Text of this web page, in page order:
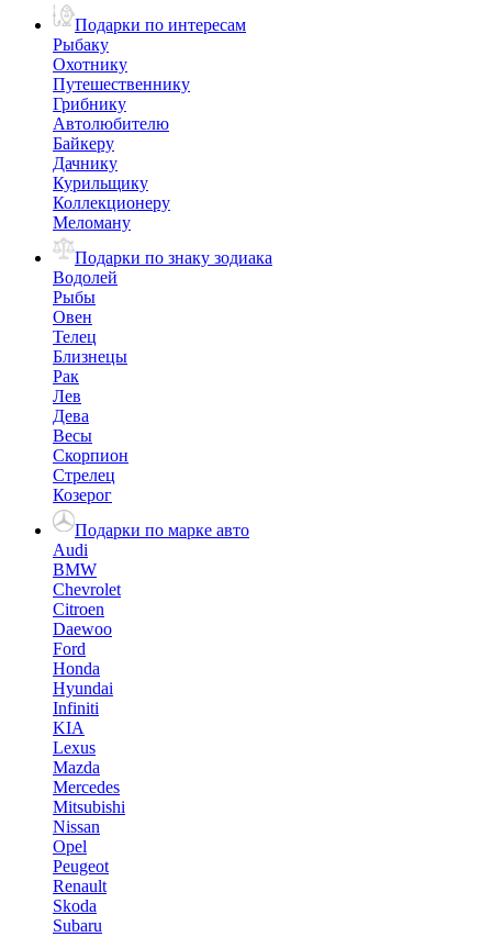
Подарки по интересам
Рыбаку
Охотнику
Путешественнику
Грибнику
Автолюбителю
Байкеру
Дачнику
Курильщику
Коллекционеру
Меломану
Подарки по знаку зодиака
Водолей
Рыбы
Овен
Телец
Близнецы
Рак
Лев
Дева
Весы
Скорпион
Стрелец
Козерог
Подарки по марке авто
Audi
BMW
Chevrolet
Citroen
Daewoo
Ford
Honda
Hyundai
Infiniti
KIA
Lexus
Mazda
Mercedes
Mitsubishi
Nissan
Opel
Peugeot
Renault
Skoda
Subaru